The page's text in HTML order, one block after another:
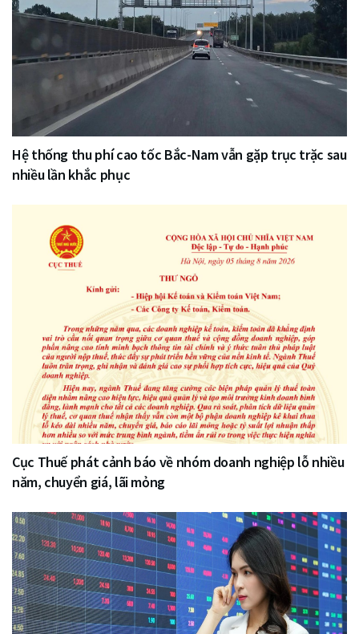
Hệ thống thu phí cao tốc Bắc-Nam vẫn gặp trục trặc sau
nhiều lần khắc phục
Cục Thuế phát cảnh báo về nhóm doanh nghiệp lỗ nhiều
năm, chuyển giá, lãi mỏng